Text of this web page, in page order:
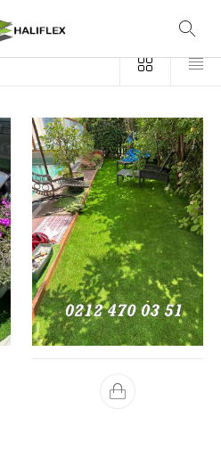
Silivri Fenerköy” olarak etiketlendi
Toprak Üstü Çim Halı – Hızlı ve
Pratik Yeşil Alan Çözümü